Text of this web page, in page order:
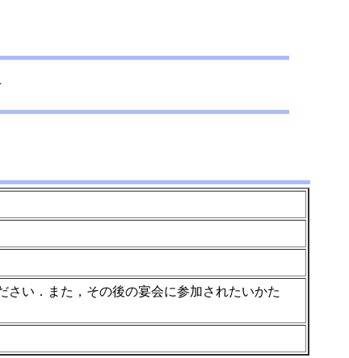
さい．また，その後の宴会に参加されたいかた